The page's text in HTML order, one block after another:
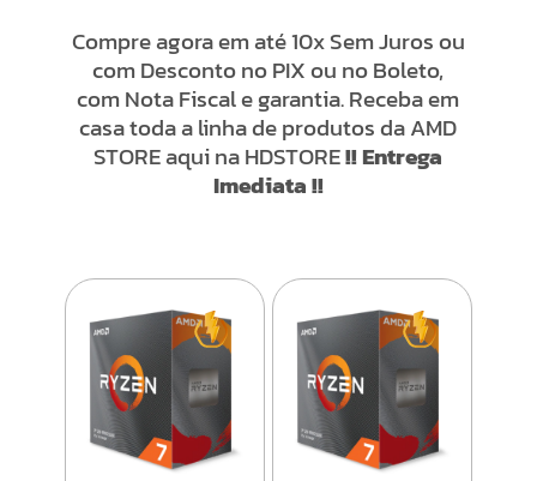
Compre agora em até 10x Sem Juros ou
com Desconto no PIX ou no Boleto,
com Nota Fiscal e garantia. Receba em
casa toda a linha de produtos da AMD
STORE aqui na HDSTORE!! Entrega
Imediata !!